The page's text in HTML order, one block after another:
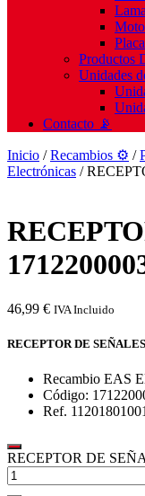
Productos
Unidades
Contacto 📡
Inicio /Recambios ⚙️ /
Electrónicas /
46,99 € IVA Incluido
RECEPTOR DE
Recambio EAS
Código:
Ref.
RECEPTOR DE